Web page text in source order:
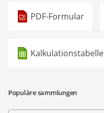
PDF-Formular
Kalkulationstabelle
Populäre sammlungen